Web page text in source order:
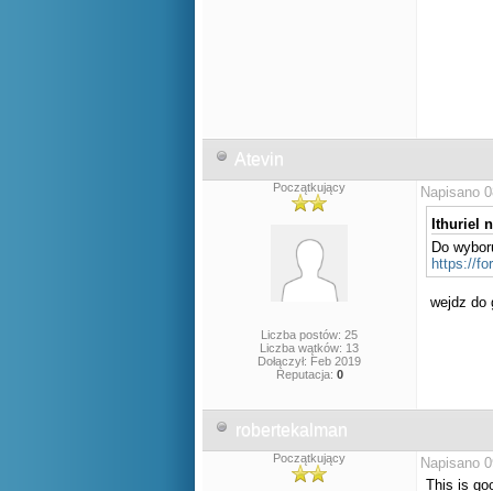
Atevin
Początkujący
Liczba postów: 25
Liczba wątków: 13
Dołączył: Feb 2019
Reputacja: 0
Napisano
Ithuriel
Do
https://
wejdz do
robertekalman
Początkujący
Napisano
This is